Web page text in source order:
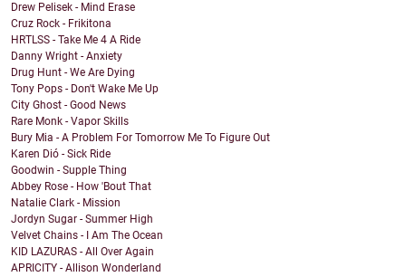
Drew Pelisek - Mind Erase
Cruz Rock - Frikitona
HRTLSS - Take Me 4 A Ride
Danny Wright - Anxiety
Drug Hunt - We Are Dying
Tony Pops - Don't Wake Me Up
City Ghost - Good News
Rare Monk - Vapor Skills
Bury Mia - A Problem For Tomorrow Me To Figure Out
Karen Dió - Sick Ride
Goodwin - Supple Thing
Abbey Rose - How 'Bout That
Natalie Clark - Mission
Jordyn Sugar - Summer High
Velvet Chains - I Am The Ocean
KID LAZURAS - All Over Again
APRICITY - Allison Wonderland